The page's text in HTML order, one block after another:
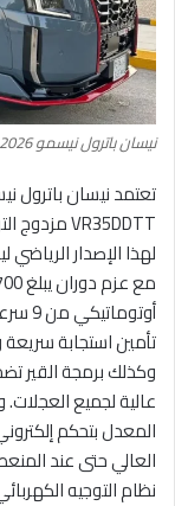
نيسان باترول نيسمو 2026
تأمين استجابة
وكذلك برمجة القير
عالية لجميع
المعدل بتحكم
العالي حتى عند
نظام التوجيه